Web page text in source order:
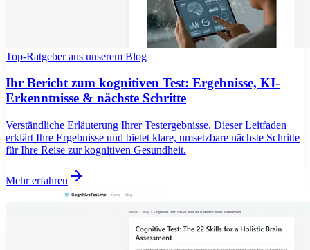
Top-Ratgeber aus unserem Blog
Ihr Bericht zum kognitiven Test: Ergebnisse, KI-
Erkenntnisse & nächste Schritte
Verständliche Erläuterung Ihrer Testergebnisse. Dieser Leitfaden
erklärt Ihre Ergebnisse und bietet klare, umsetzbare nächste Schritte
für Ihre Reise zur kognitiven Gesundheit.
Mehr erfahren